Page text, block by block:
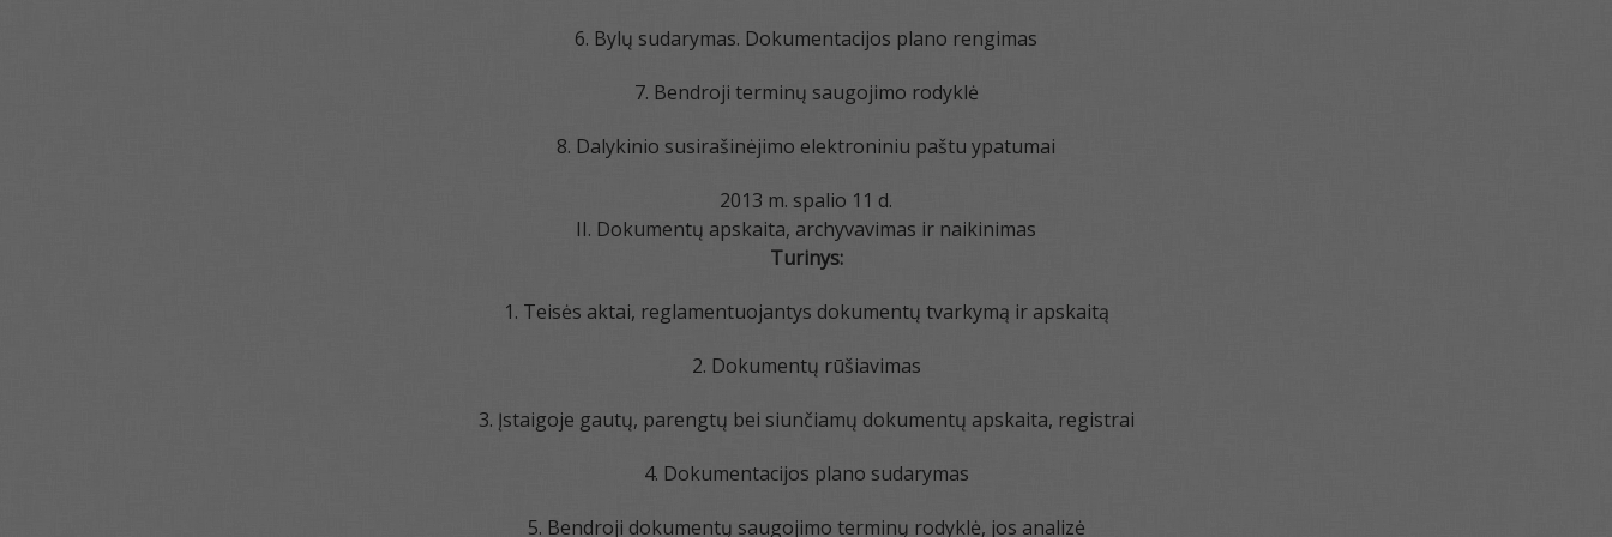
6. Bylų sudarymas. Dokumentacijos plano rengimas
7. Bendroji terminų saugojimo rodyklė
8. Dalykinio susirašinėjimo elektroniniu paštu ypatumai
2013 m. spalio 11 d.
II. Dokumentų apskaita, archyvavimas ir naikinimas
Turinys:
1. Teisės aktai, reglamentuojantys dokumentų tvarkymą ir apskaitą
2. Dokumentų rūšiavimas
3. Įstaigoje gautų, parengtų bei siunčiamų dokumentų apskaita, registrai
4. Dokumentacijos plano sudarymas
5. Bendroji dokumentų saugojimo terminų rodyklė, jos analizė